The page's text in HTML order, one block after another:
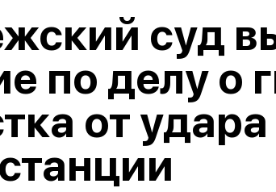
суд
по делу о
от